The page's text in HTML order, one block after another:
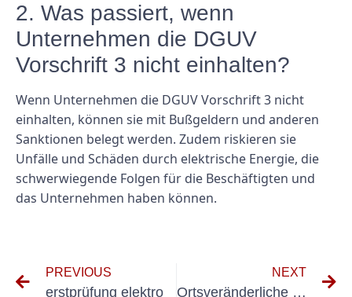
2. Was passiert, wenn
Unternehmen die DGUV
Vorschrift 3 nicht einhalten?
Wenn Unternehmen die DGUV Vorschrift 3 nicht
einhalten, können sie mit Bußgeldern und anderen
Sanktionen belegt werden. Zudem riskieren sie
Unfälle und Schäden durch elektrische Energie, die
schwerwiegende Folgen für die Beschäftigten und
das Unternehmen haben können.
PREVIOUS
erstprüfung elektro
NEXT
Ortsveränderliche Geräteprüfung